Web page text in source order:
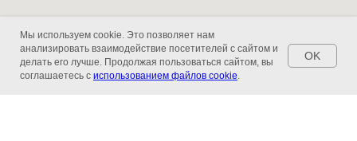
Мы используем cookie. Это позволяет нам
анализировать взаимодействие посетителей с сайтом и
делать его лучше. Продолжая пользоваться сайтом, вы
соглашаетесь с использованием файлов cookie.
OK